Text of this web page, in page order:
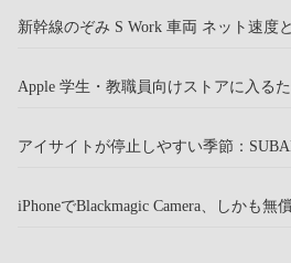
新幹線のぞみ S Work 車両 ネット速度
Apple 学生・教職員向けストアに入る
アイサイトが停止しやすい季節：
iPhoneでBlackmagic Camera、しかも無